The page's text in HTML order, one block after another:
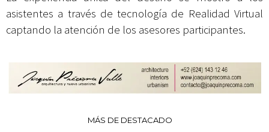
asistentes a través de tecnología de Realidad Virtual
captando la atención de los asesores participantes.
MÁS DE DESTACADO